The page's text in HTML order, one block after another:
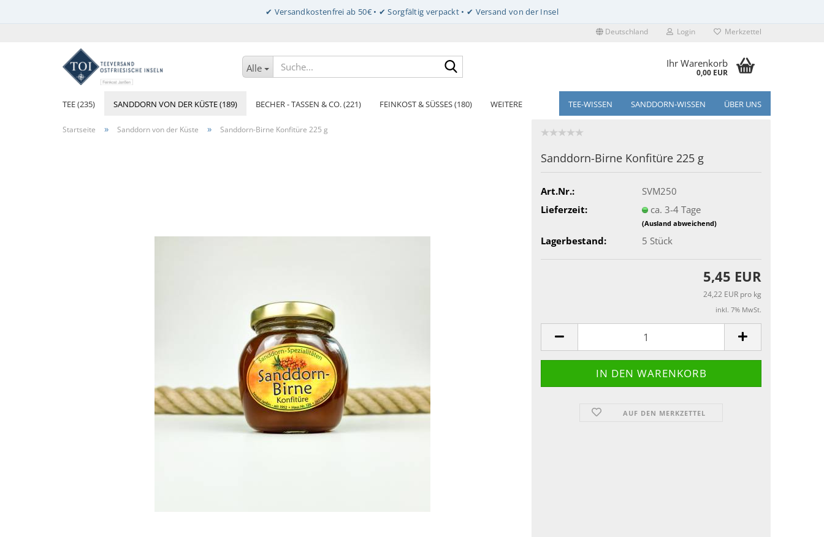
Deutschland Login Merkzettel
Alle Ihr Warenkorb
0,00 EUR
TEE (235) SANDDORN VON DER KÜSTE (189) BECHER - TASSEN & CO. (221) FEINKOST & SÜSSES (180) TEE-WISSEN SANDDORN-WISSEN ÜBER UNS
WEITERE
Startseite » Sanddorn von der Küste » Sanddorn-Birne Konfitüre 225 g
Sanddorn-Birne Konfitüre 225 g
Art.Nr.:
SVM250
Lieferzeit:
ca. 3-4 Tage
(Ausland abweichend)
Lagerbestand: 5 Stück
5,45 EUR
24,22 EUR pro kg
inkl. 7% MwSt.
AUF DEN MERKZETTEL